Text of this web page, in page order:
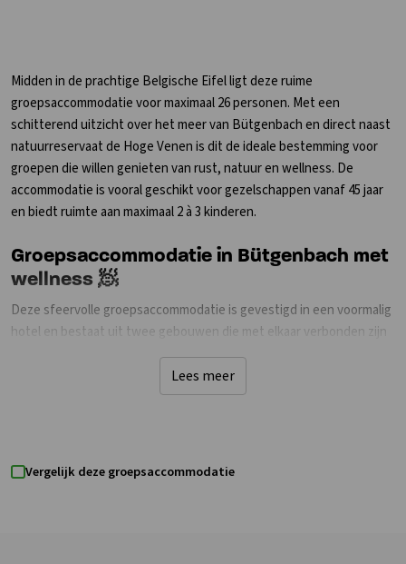
Midden in de prachtige Belgische Eifel ligt deze ruime
groepsaccommodatie voor maximaal 26 personen. Met een
schitterend uitzicht over het meer van Bütgenbach en direct naast
natuurreservaat de Hoge Venen is dit de ideale bestemming voor
groepen die willen genieten van rust, natuur en wellness. De
accommodatie is vooral geschikt voor gezelschappen vanaf 45 jaar
en biedt ruimte aan maximaal 2 à 3 kinderen.
Groepsaccommodatie in Bütgenbach met
wellness 🧖
Deze sfeervolle groepsaccommodatie is gevestigd in een voormalig
hotel en bestaat uit twee gebouwen die met elkaar verbonden zijn
door een gezellige lounge. Dankzij deze indeling geniet je met een
grote groep van zowel gezamenlijkheid als voldoende privacy. De
accommodatie beschikt over 16 ruime tweepersoonsslaapkamers
je direct kunt genieten van een ontspannen verblijf. De gezellige
lounge met bar en natuurvriendelijke leemkachel vormt het hart van
Lees meer
Vergelijk deze groepsaccommodatie